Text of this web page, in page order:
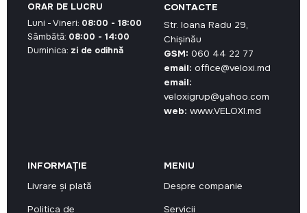
CONTACTE
Str. Ioana Radu 29,
Chișinău
GSM: 060 44 22 77
email: office@veloxi.md
email:
veloxigrup@yahoo.com
web: www.VELOXI.md
INFORMAȚIE
Livrare și plată
Politica de
MENIU
Despre companie
Servicii
ORAR DE LUCRU
Luni - Vineri: 08:00 - 18:00
Sâmbătă: 08:00 - 14:00
Duminica: zi de odihnă